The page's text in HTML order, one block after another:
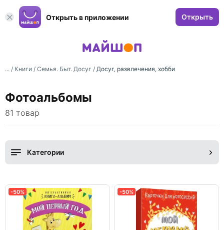
Открыть в приложении Открыть
... / Книги / Семья. Быт. Досуг / Досуг, развлечения, хобби
Фотоальбомы
81 товар
Категории
-50% -50%